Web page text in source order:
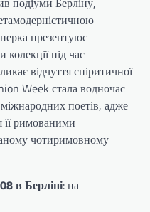
презентуює
колекції під час
відчуття спіритичної
Week стала водночас
поетів, адже
її римованими
чотиримовному
в Берліні: на